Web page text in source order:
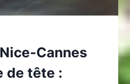
Cannes
de tête :